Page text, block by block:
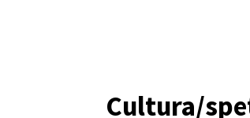
Cultura/